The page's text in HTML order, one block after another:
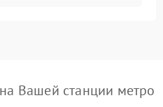
Вашей станции метро